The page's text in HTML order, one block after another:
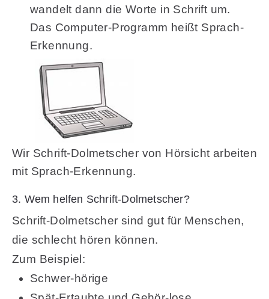
wandelt dann die Worte in Schrift um.
Das Computer-Programm heißt Sprach-
Erkennung.
Wir Schrift-Dolmetscher von Hörsicht arbeiten
mit Sprach-Erkennung.
3. Wem helfen Schrift-Dolmetscher?
Schrift-Dolmetscher sind gut für Menschen,
die schlecht hören können.
Zum Beispiel:
Schwer-hörige